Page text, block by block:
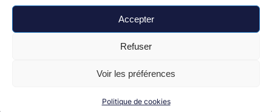
Accepter
Refuser
Voir les préférences
Politique de cookies